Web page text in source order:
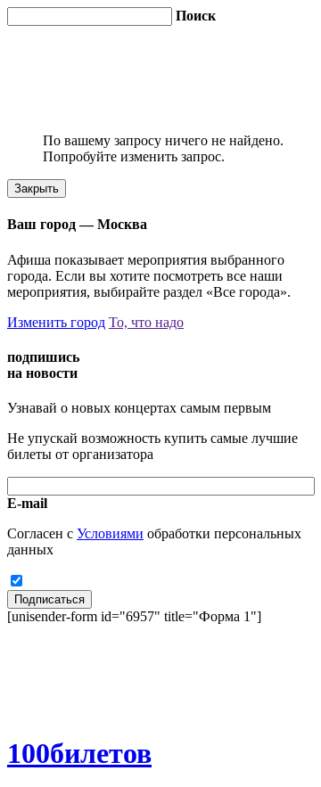
Поиск
По вашему запросу ничего не найдено.
Попробуйте изменить запрос.
Закрыть
Ваш город —Москва
Афиша показывает мероприятия выбранного
города. Если вы хотите посмотреть все наши
мероприятия, выбирайте раздел «Все города».
Изменить город То, что надо
подпишись
на новости
Узнавай о новых концертах самым первым
Не упускай возможность купить самые лучшие
билеты от организатора
E-mail
Согласен с Условиями обработки персональных
данных
Подписаться
[unisender-form id="6957" title="Форма 1"]
100билетов